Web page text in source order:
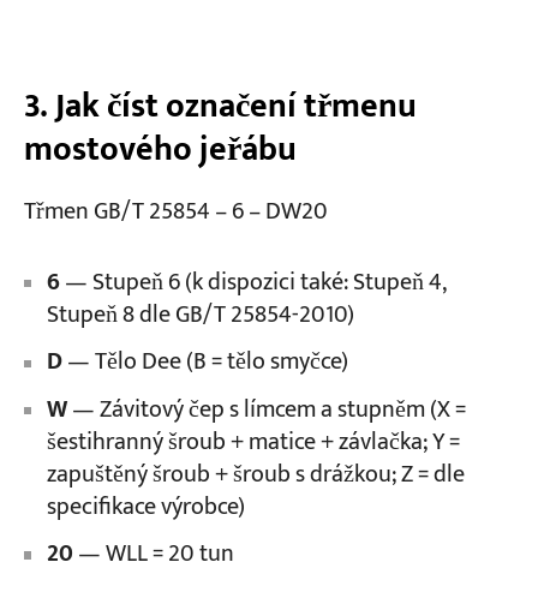
3. Jak číst označení třmenu
mostového jeřábu
Třmen GB/T 25854 – 6 – DW20
6— Stupeň 6 (k dispozici také: Stupeň 4,
Stupeň 8 dle GB/T 25854-2010)
D— Tělo Dee (B = tělo smyčce)
W— Závitový čep s límcem a stupněm (X =
šestihranný šroub + matice + závlačka; Y =
zapuštěný šroub + šroub s drážkou; Z = dle
specifikace výrobce)
20— WLL = 20 tun